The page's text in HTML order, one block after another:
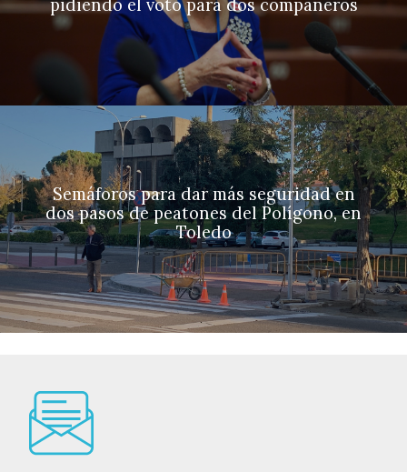
pidiendo el voto para dos compañeros
Semáforos para dar más seguridad en
dos pasos de peatones del Polígono, en
Toledo